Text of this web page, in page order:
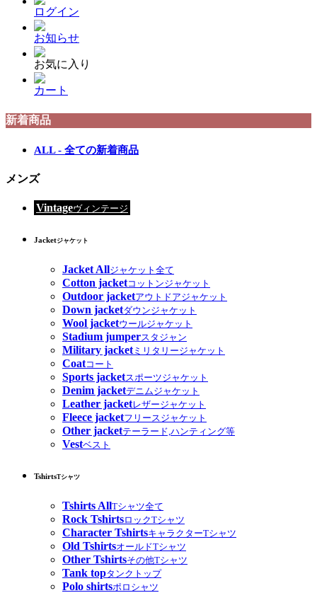
ログイン
お知らせ
お気に入り
カート
新着商品
ALL - 全ての新着商品
メンズ
Vintageヴィンテージ
Jacketジャケット
Jacket Allジャケット全て
Cotton jacketコットンジャケット
Outdoor jacketアウトドアジャケット
Down jacketダウンジャケット
Wool jacketウールジャケット
Stadium jumperスタジャン
Military jacketミリタリージャケット
Coatコート
Sports jacketスポーツジャケット
Denim jacketデニムジャケット
Leather jacketレザージャケット
Fleece jacketフリースジャケット
Other jacketテーラード,ハンティング等
Vestベスト
TshirtsTシャツ
Tshirts AllTシャツ全て
Rock TshirtsロックTシャツ
Character TshirtsキャラクターTシャツ
Old TshirtsオールドTシャツ
Other Tshirtsその他Tシャツ
Tank topタンクトップ
Polo shirtsポロシャツ